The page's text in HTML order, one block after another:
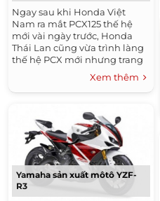
Ngay sau khi Honda Việt
Nam ra mắt PCX125 thế hệ
mới vài ngày trước, Honda
Thái Lan cũng vừa trình làng
thế hệ PCX mới nhưng trang
bị động cơ 150cc, mạnh hơn
phiên bản tại Việt Nam.
Xem thêm
Yamaha sản xuất môtô YZF-
R3